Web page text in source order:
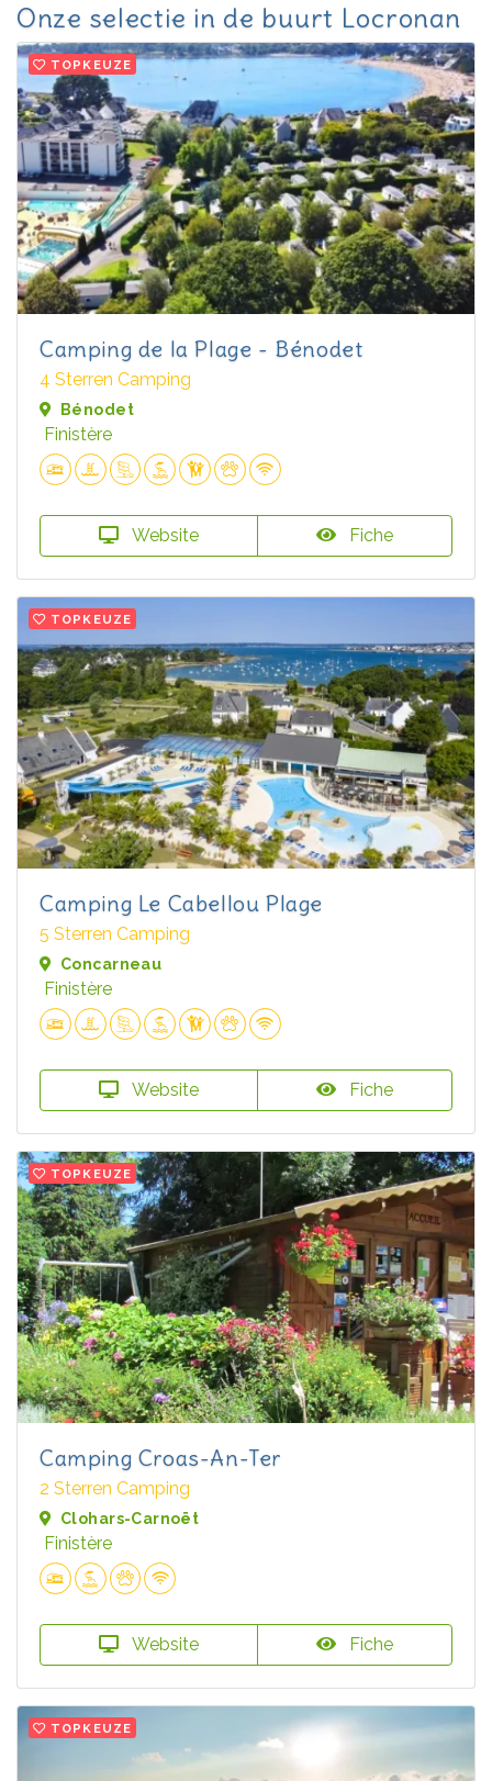
Onze selectie in de buurt Locronan
TOPKEUZE
Camping de la Plage - Bénodet
4 Sterren Camping
Bénodet
Finistère
Website Fiche
TOPKEUZE
Camping Le Cabellou Plage
5 Sterren Camping
Concarneau
Finistère
Website Fiche
TOPKEUZE
Camping Croas-An-Ter
2 Sterren Camping
Clohars-Carnoët
Finistère
Website Fiche
TOPKEUZE